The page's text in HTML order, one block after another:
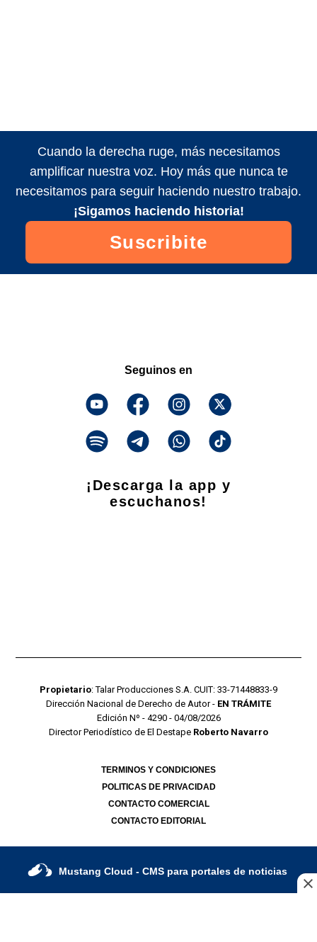
Cuando la derecha ruge, más necesitamos
amplificar nuestra voz. Hoy más que nunca te
necesitamos para seguir haciendo nuestro trabajo.
¡Sigamos haciendo historia!
Suscribite
Seguinos en
¡Descarga la app y
escuchanos!
Propietario: Talar Producciones S.A. CUIT: 33-71448833-9
Dirección Nacional de Derecho de Autor - EN TRÁMITE
Edición Nº - 4290 - 04/08/2026
Director Periodístico de El Destape Roberto Navarro
TERMINOS Y CONDICIONES
POLITICAS DE PRIVACIDAD
CONTACTO COMERCIAL
CONTACTO EDITORIAL
Mustang Cloud - CMS para portales de noticias